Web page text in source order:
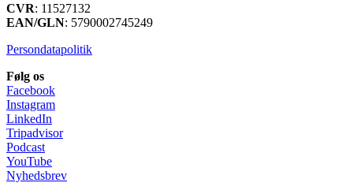
CVR: 11527132
EAN/GLN: 5790002745249
Persondatapolitik
Følg os
Facebook
Instagram
LinkedIn
Tripadvisor
Podcast
YouTube
Nyhedsbrev